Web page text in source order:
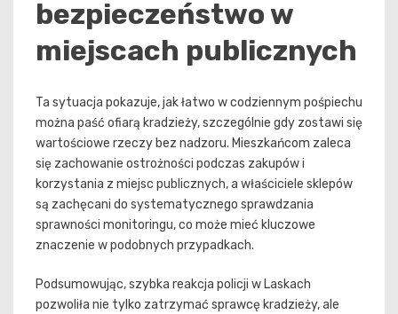
bezpieczeństwo w
miejscach publicznych
Ta sytuacja pokazuje, jak łatwo w codziennym pośpiechu
można paść ofiarą kradzieży, szczególnie gdy zostawi się
wartościowe rzeczy bez nadzoru. Mieszkańcom zaleca
się zachowanie ostrożności podczas zakupów i
korzystania z miejsc publicznych, a właściciele sklepów
są zachęcani do systematycznego sprawdzania
sprawności monitoringu, co może mieć kluczowe
znaczenie w podobnych przypadkach.
Podsumowując, szybka reakcja policji w Laskach
pozwoliła nie tylko zatrzymać sprawcę kradzieży, ale